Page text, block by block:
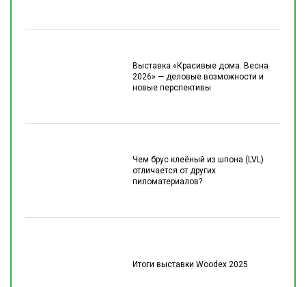
Выставка «Красивые дома. Весна
2026» — деловые возможности и
новые перспективы
Чем брус клеёный из шпона (LVL)
отличается от других
пиломатериалов?
Итоги выставки Woodex 2025